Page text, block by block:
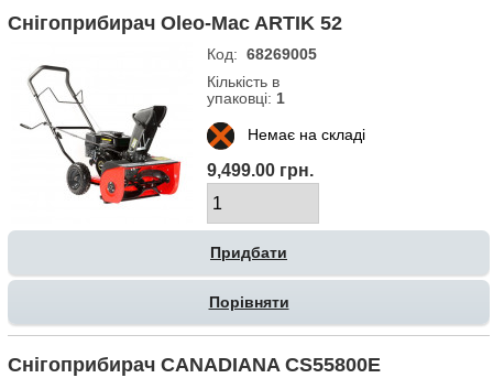
Снігоприбирач Oleo-Mac ARTIK 52
Код: 68269005
Кількість в
упаковці: 1
Немає на складі
9,499.00 грн.
Порівняти
Снігоприбирач CANADIANA CS55800E